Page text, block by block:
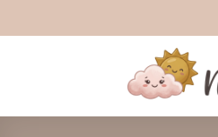
to